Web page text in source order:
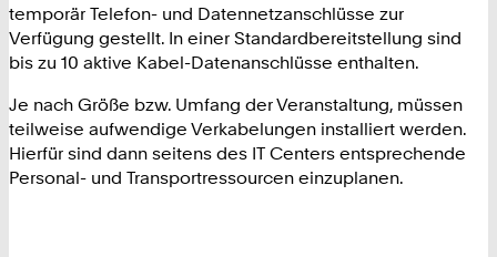
temporär Telefon- und Datennetzanschlüsse zur
Verfügung gestellt. In einer Standardbereitstellung sind
bis zu 10 aktive Kabel-Datenanschlüsse enthalten.
Je nach Größe bzw. Umfang der Veranstaltung, müssen
teilweise aufwendige Verkabelungen installiert werden.
Hierfür sind dann seitens des IT Centers entsprechende
Personal- und Transportressourcen einzuplanen.